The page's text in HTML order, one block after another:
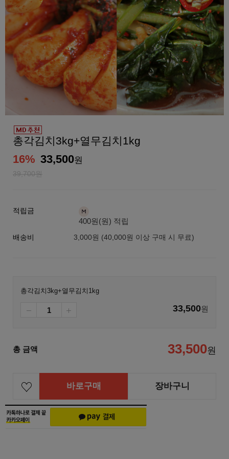
총각김치3kg+열무김치1kg
16% 33,500원
39,700원
적립금
400원(원) 적립
배송비 3,000원 (40,000원 이상 구매 시 무료)
총각김치3kg+열무김치1kg
33,500원
총 금액 33,500원
바로구매 장바구니